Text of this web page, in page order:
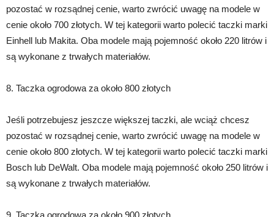
pozostać w rozsądnej cenie, warto zwrócić uwagę na modele w
cenie około 700 złotych. W tej kategorii warto polecić taczki marki
Einhell lub Makita. Oba modele mają pojemność około 220 litrów i
są wykonane z trwałych materiałów.
8. Taczka ogrodowa za około 800 złotych
Jeśli potrzebujesz jeszcze większej taczki, ale wciąż chcesz
pozostać w rozsądnej cenie, warto zwrócić uwagę na modele w
cenie około 800 złotych. W tej kategorii warto polecić taczki marki
Bosch lub DeWalt. Oba modele mają pojemność około 250 litrów i
są wykonane z trwałych materiałów.